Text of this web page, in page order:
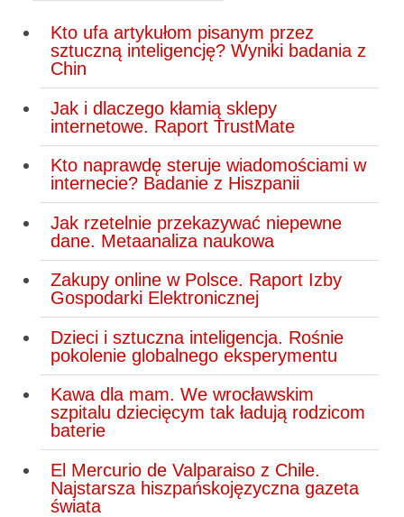
Kto ufa artykułom pisanym przez
sztuczną inteligencję? Wyniki badania z
Chin
Jak i dlaczego kłamią sklepy
internetowe. Raport TrustMate
Kto naprawdę steruje wiadomościami w
internecie? Badanie z Hiszpanii
Jak rzetelnie przekazywać niepewne
dane. Metaanaliza naukowa
Zakupy online w Polsce. Raport Izby
Gospodarki Elektronicznej
Dzieci i sztuczna inteligencja. Rośnie
pokolenie globalnego eksperymentu
Kawa dla mam. We wrocławskim
szpitalu dziecięcym tak ładują rodzicom
baterie
El Mercurio de Valparaiso z Chile.
Najstarsza hiszpańskojęzyczna gazeta
świata